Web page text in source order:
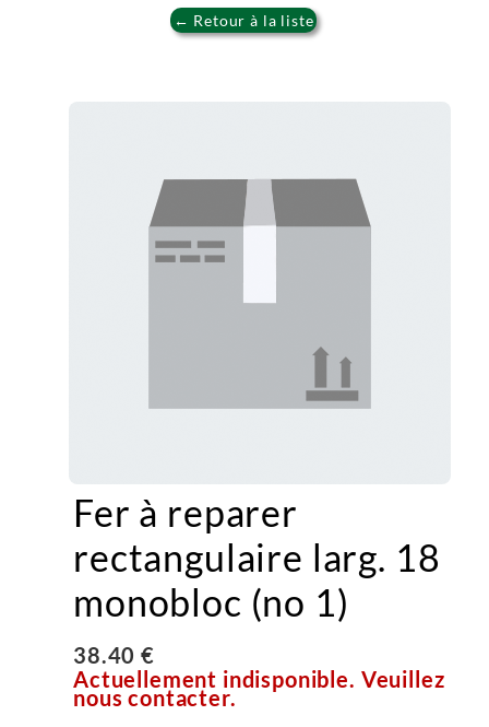
← Retour à la liste
Fer à reparer
rectangulaire larg. 18
monobloc (no 1)
38.40 €
Actuellement indisponible. Veuillez
nous contacter.